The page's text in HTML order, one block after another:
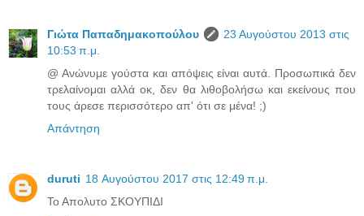
Γιώτα Παπαδημακοπούλου
23 Αυγούστου 2013 στις
10:53 π.μ.
@ Ανώνυμε γούστα και απόψεις είναι αυτά. Προσωπικά δεν
τρελαίνομαι αλλά οκ, δεν θα λιθοβολήσω και εκείνους που
τους άρεσε περισσότερο απ' ότι σε μένα! ;)
Απάντηση
duruti 18 Αυγούστου 2017 στις 12:49 π.μ.
Το Απολυτο ΣΚΟΥΠΙΔΙ